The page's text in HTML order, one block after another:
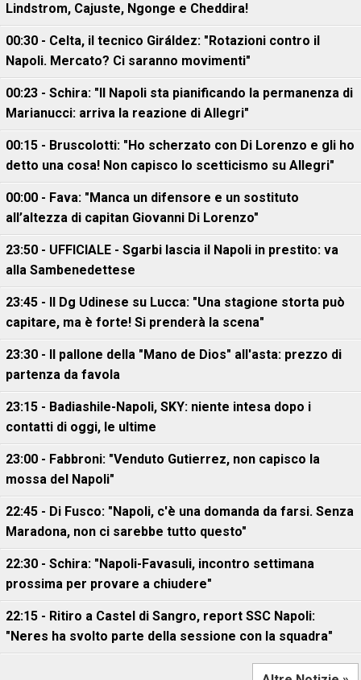
Lindstrom, Cajuste, Ngonge e Cheddira!
00:30 - Celta, il tecnico Giráldez: "Rotazioni contro il
Napoli. Mercato? Ci saranno movimenti"
00:23 - Schira: "Il Napoli sta pianificando la permanenza di
Marianucci: arriva la reazione di Allegri"
00:15 - Bruscolotti: "Ho scherzato con Di Lorenzo e gli ho
detto una cosa! Non capisco lo scetticismo su Allegri"
00:00 - Fava: "Manca un difensore e un sostituto
all’altezza di capitan Giovanni Di Lorenzo"
23:50 - UFFICIALE - Sgarbi lascia il Napoli in prestito: va
alla Sambenedettese
23:45 - Il Dg Udinese su Lucca: "Una stagione storta può
capitare, ma è forte! Si prenderà la scena"
23:30 - Il pallone della "Mano de Dios" all'asta: prezzo di
partenza da favola
23:15 - Badiashile-Napoli, SKY: niente intesa dopo i
contatti di oggi, le ultime
23:00 - Fabbroni: "Venduto Gutierrez, non capisco la
mossa del Napoli"
22:45 - Di Fusco: "Napoli, c'è una domanda da farsi. Senza
Maradona, non ci sarebbe tutto questo"
22:30 - Schira: "Napoli-Favasuli, incontro settimana
prossima per provare a chiudere"
22:15 - Ritiro a Castel di Sangro, report SSC Napoli:
"Neres ha svolto parte della sessione con la squadra"